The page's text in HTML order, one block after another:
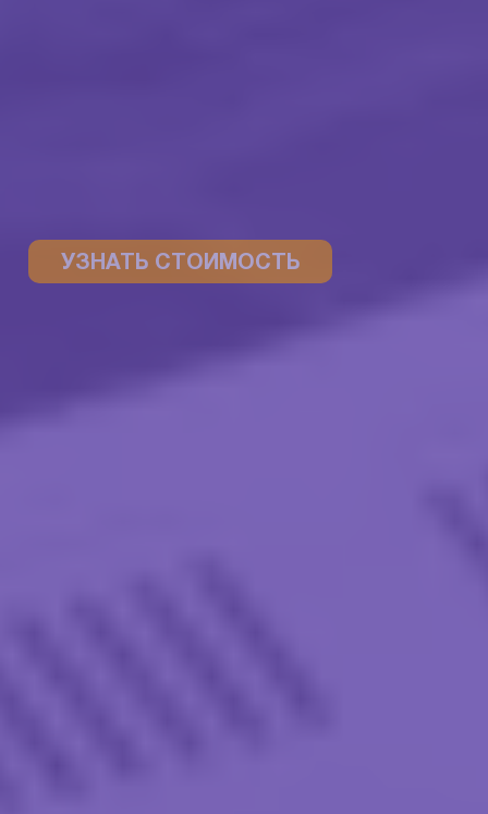
УЗНАТЬ СТОИМОСТЬ